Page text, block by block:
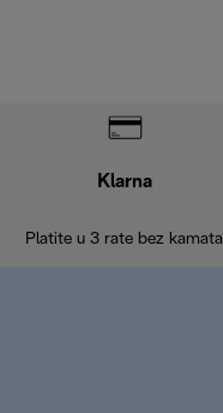
Klarna
Platite u 3 rate bez kamata